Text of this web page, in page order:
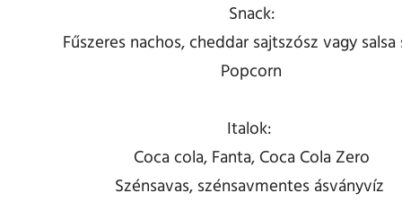
Snack:
Fűszeres nachos, cheddar sajtszósz vagy salsa
Popcorn
Italok:
Coca cola, Fanta, Coca Cola Zero
Szénsavas, szénsavmentes ásványvíz